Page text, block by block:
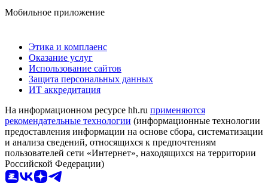
Мобильное приложение
Этика и комплаенс
Оказание услуг
Использование сайтов
Защита персональных данных
ИТ аккредитация
На информационном ресурсе hh.ru применяются
рекомендательные технологии (информационные технологии
предоставления информации на основе сбора, систематизации
и анализа сведений, относящихся к предпочтениям
пользователей сети «Интернет», находящихся на территории
Российской Федерации)